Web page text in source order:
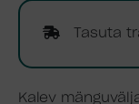
Tasuta
Kalev